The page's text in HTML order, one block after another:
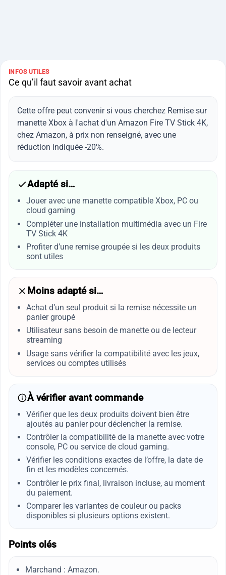
INFOS UTILES
Ce qu’il faut savoir avant achat
Cette offre peut convenir si vous cherchez Remise sur
manette Xbox à l'achat d'un Amazon Fire TV Stick 4K,
chez Amazon, à prix non renseigné, avec une
réduction indiquée -20%.
Adapté si…
Jouer avec une manette compatible Xbox, PC ou
cloud gaming
Compléter une installation multimédia avec un Fire
TV Stick 4K
Profiter d’une remise groupée si les deux produits
sont utiles
Moins adapté si…
Achat d’un seul produit si la remise nécessite un
panier groupé
Utilisateur sans besoin de manette ou de lecteur
streaming
Usage sans vérifier la compatibilité avec les jeux,
services ou comptes utilisés
À vérifier avant commande
Vérifier que les deux produits doivent bien être
ajoutés au panier pour déclencher la remise.
Contrôler la compatibilité de la manette avec votre
console, PC ou service de cloud gaming.
Vérifier les conditions exactes de l’offre, la date de
fin et les modèles concernés.
Contrôler le prix final, livraison incluse, au moment
du paiement.
Comparer les variantes de couleur ou packs
disponibles si plusieurs options existent.
Points clés
Marchand : Amazon.